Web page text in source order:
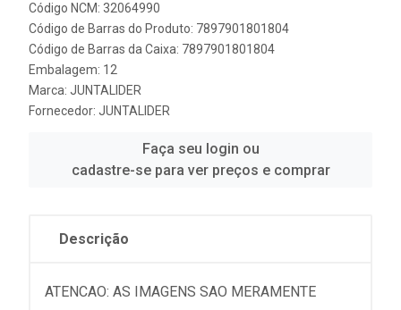
Código NCM: 32064990
Código de Barras do Produto: 7897901801804
Código de Barras da Caixa: 7897901801804
Embalagem: 12
Marca: JUNTALIDER
Fornecedor: JUNTALIDER
Faça seu login ou
cadastre-se para ver preços e comprar
Descrição
ATENCAO: AS IMAGENS SAO MERAMENTE